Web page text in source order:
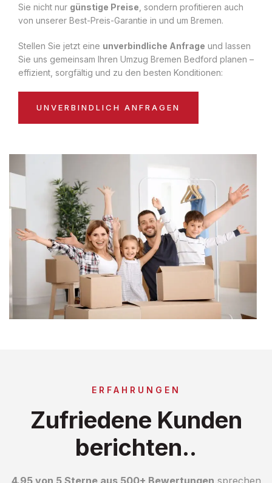
Sie nicht nur günstige Preise , sondern profitieren auch
von unserer Best-Preis-Garantie in und um Bremen.
Stellen Sie jetzt eine unverbindliche Anfrage und lassen
Sie uns gemeinsam Ihren Umzug Bremen Bedford planen –
effizient, sorgfältig und zu den besten Konditionen:
UNVERBINDLICH ANFRAGEN
ERFAHRUNGEN
Zufriedene Kunden
berichten..
4.95 von 5 Sterne aus 500+ Bewertungen sprechen